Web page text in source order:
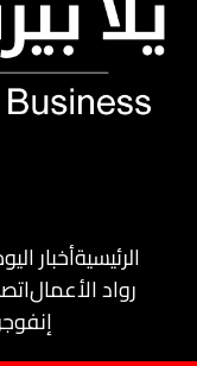
الرئيسيةأخبار
رواد الأعمال